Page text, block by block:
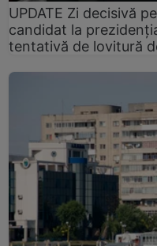
UPDATE Zi decisivă
candidat la
tentativă de lovitură